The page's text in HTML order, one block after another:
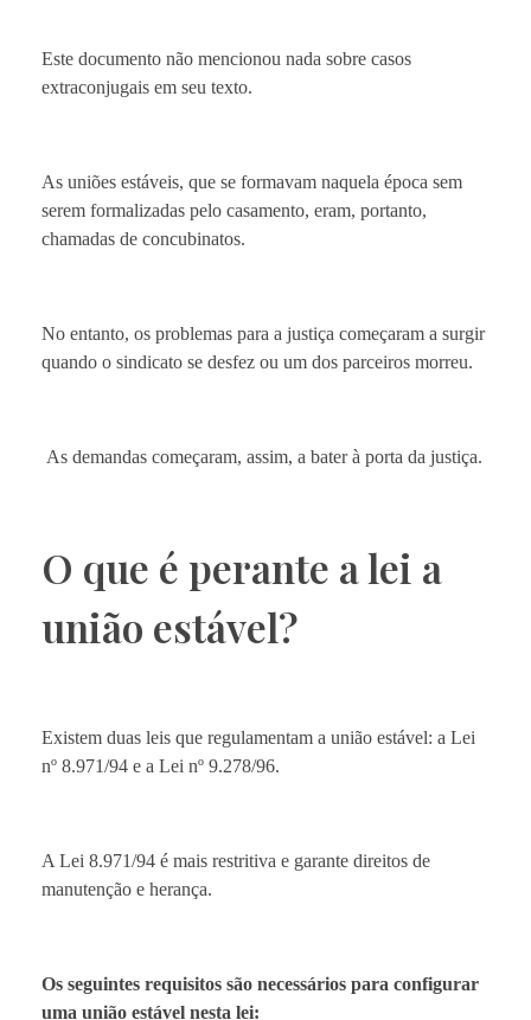
Este documento não mencionou nada sobre casos
extraconjugais em seu texto.
As uniões estáveis, que se formavam naquela época sem
serem formalizadas pelo casamento, eram, portanto,
chamadas de concubinatos.
No entanto, os problemas para a justiça começaram a surgir
quando o sindicato se desfez ou um dos parceiros morreu.
As demandas começaram, assim, a bater à porta da justiça.
O que é perante a lei a
união estável?
Existem duas leis que regulamentam a união estável: a Lei
nº 8.971/94 e a Lei nº 9.278/96.
A Lei 8.971/94 é mais restritiva e garante direitos de
manutenção e herança.
Os seguintes requisitos são necessários para configurar
uma união estável nesta lei: